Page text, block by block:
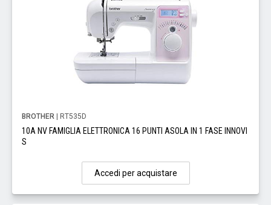
BROTHER | RT535D
10A NV FAMIGLIA ELETTRONICA 16 PUNTI ASOLA IN 1 FASE INNOVI
S
Accedi per acquistare